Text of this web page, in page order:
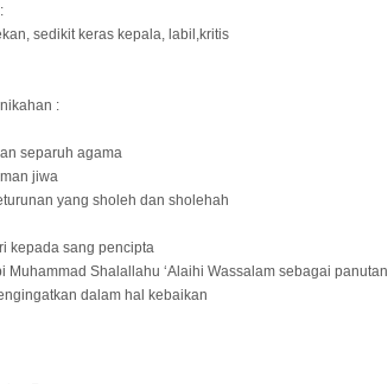
sedikit keras kepala, labil,kritis
:
separuh agama
jiwa
yang sholeh dan sholehah
kepada sang pencipta
Muhammad Shalallahu ‘Alaihi Wassalam sebagai
dalam hal kebaikan